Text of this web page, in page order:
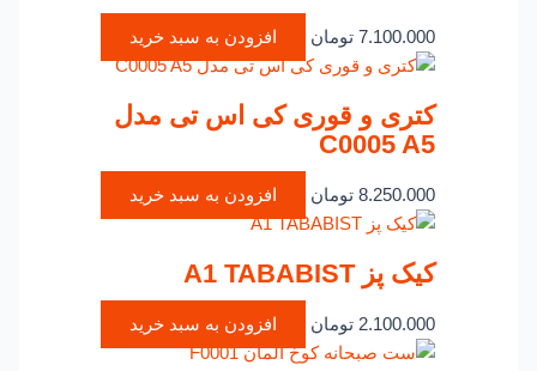
7.100.000 تومان افزودن به سبد خرید
کتری و قوری کی اس تی مدل
C0005 A5
8.250.000 تومان افزودن به سبد خرید
کیک پز A1 TABABIST
2.100.000 تومان افزودن به سبد خرید